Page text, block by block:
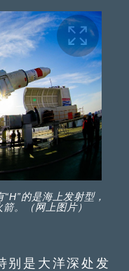
的是海上发射型，
。（网上图片）
是大洋深处发